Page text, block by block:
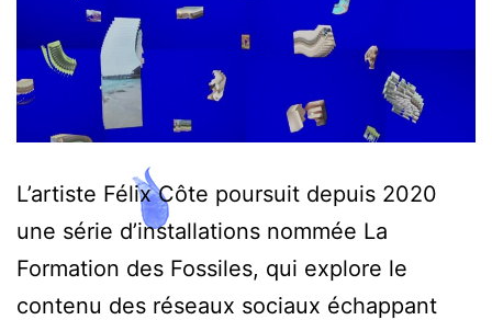
L’artiste Félix Côte poursuit depuis 2020
une série d’installations nommée La
Formation des Fossiles, qui explore le
contenu des réseaux sociaux échappant